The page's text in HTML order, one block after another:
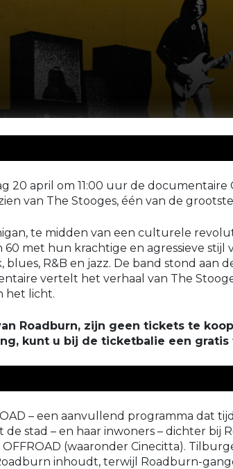
20 april om 11:00 uur de documentaire
van The Stooges, één van de
te midden van een culturele
met hun krachtige en agressieve stijl
R&B en jazz. De band stond aan
vertelt het verhaal van The
het licht.
Roadburn, zijn geen tickets te
kunt u bij de ticketbalie een
– een aanvullend programma dat
stad – en haar inwoners – dichter bij
(waaronder Cinecitta).
inhoudt, terwijl Roadburn-